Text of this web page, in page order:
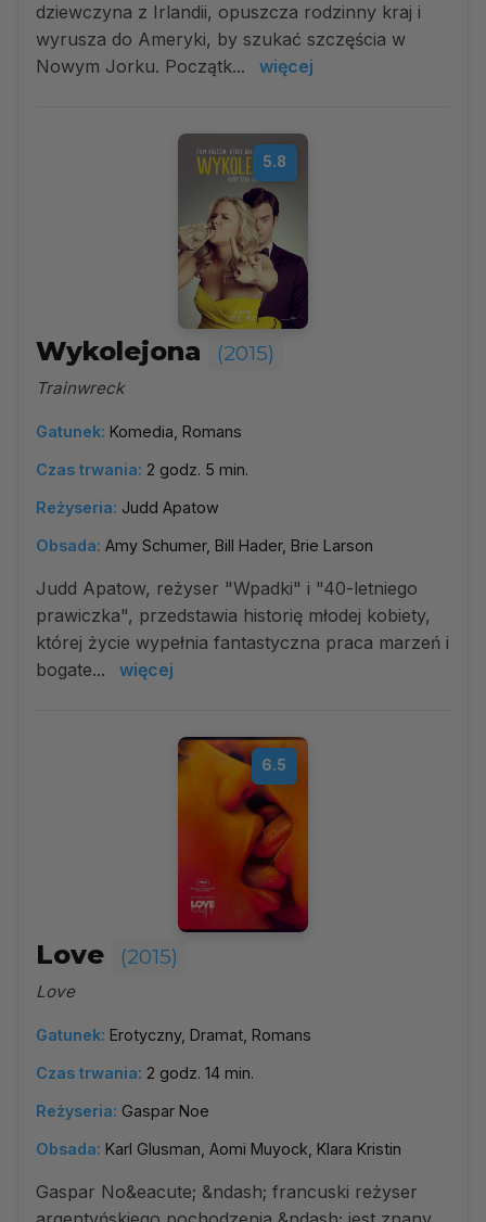
dziewczyna z Irlandii, opuszcza rodzinny kraj i
wyrusza do Ameryki, by szukać szczęścia w
Nowym Jorku. Początk...
więcej
5.8
Wykolejona (2015)
Trainwreck
Gatunek: Komedia, Romans
Czas trwania: 2 godz. 5 min.
Reżyseria: Judd Apatow
Obsada: Amy Schumer, Bill Hader, Brie Larson
Judd Apatow, reżyser "Wpadki" i "40-letniego
prawiczka", przedstawia historię młodej kobiety,
której życie wypełnia fantastyczna praca marzeń i
bogate...
więcej
6.5
Love (2015)
Love
Gatunek: Erotyczny, Dramat, Romans
Czas trwania: 2 godz. 14 min.
Reżyseria: Gaspar Noe
Obsada: Karl Glusman, Aomi Muyock, Klara Kristin
Gaspar No&eacute; &ndash; francuski reżyser